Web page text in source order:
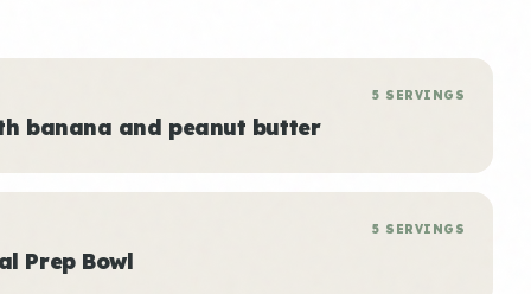
banana and peanut butter
5 SERVINGS
Prep Bowl
5 SERVINGS